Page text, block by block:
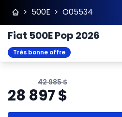
> 500E > O05534
Fiat 500E Pop 2026
Très bonne offre
42 985$
28 897$